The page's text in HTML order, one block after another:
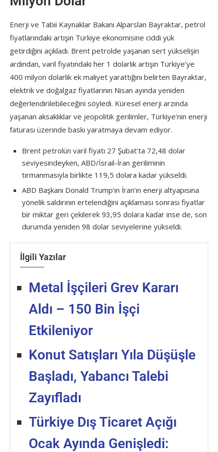
Enerji ve Tabii Kaynaklar Bakanı Alparslan Bayraktar, petrol
fiyatlarındaki artışın Türkiye ekonomisine ciddi yük
getirdiğini açıkladı. Brent petrolde yaşanan sert yükselişin
ardından, varil fiyatındaki her 1 dolarlık artışın Türkiye’ye
400 milyon dolarlık ek maliyet yarattığını belirten Bayraktar,
elektrik ve doğalgaz fiyatlarının Nisan ayında yeniden
değerlendirilebileceğini söyledi. Küresel enerji arzında
yaşanan aksaklıklar ve jeopolitik gerilimler, Türkiye’nin enerji
faturası üzerinde baskı yaratmaya devam ediyor.
Brent petrolün varil fiyatı 27 Şubat’ta 72,48 dolar
seviyesindeyken, ABD/İsrail-İran geriliminin
tırmanmasıyla birlikte 119,5 dolara kadar yükseldi.
ABD Başkanı Donald Trump’ın İran’ın enerji altyapısına
yönelik saldırının ertelendiğini açıklaması sonrası fiyatlar
bir miktar geri çekilerek 93,95 dolara kadar inse de, son
durumda yeniden 98 dolar seviyelerine yükseldi.
İlgili Yazılar
Metal İşçileri Grev Kararı
Aldı – 150 Bin İşçi
Etkileniyor
Konut Satışları Yıla Düşüşle
Başladı, Yabancı Talebi
Zayıfladı
Türkiye Dış Ticaret Açığı
Ocak Ayında Genişledi: